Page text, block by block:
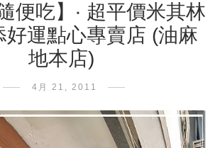
便吃】‧ 超平價米其林
好運點心專賣店 (油麻
地本店)
4月 21, 2011